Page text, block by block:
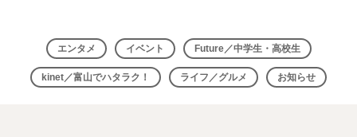
エンタメ イベント Future／中学生・高校生
kinet／富山でハタラク！ ライフ／グルメ お知らせ